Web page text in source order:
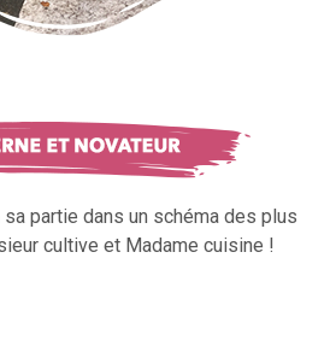
partie dans un schéma des plus
cultive et Madame cuisine !